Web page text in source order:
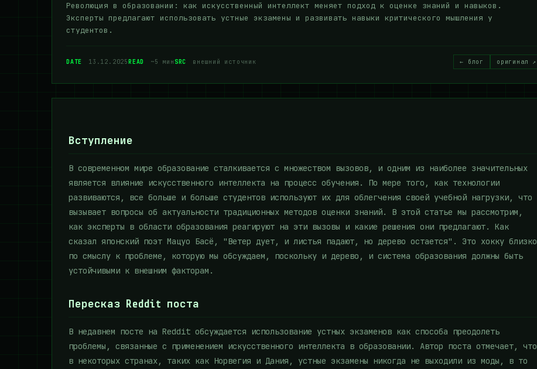
Революция в образовании: как искусственный интеллект меняет подход к оценке знаний и навыков.
Эксперты предлагают использовать устные экзамены и развивать навыки критического мышления у
студентов.
DATE 13.12.2025READ ~5 минSRC внешний источник ← блог оригинал ↗
Вступление
В современном мире образование сталкивается с множеством вызовов, и одним из наиболее значительных
является влияние искусственного интеллекта на процесс обучения. По мере того, как технологии
развиваются, все больше и больше студентов используют их для облегчения своей учебной нагрузки, что
вызывает вопросы об актуальности традиционных методов оценки знаний. В этой статье мы рассмотрим,
как эксперты в области образования реагируют на эти вызовы и какие решения они предлагают. Как
сказал японский поэт Мацуо Басё, "Ветер дует, и листья падают, но дерево остается". Это хокку близко
по смыслу к проблеме, которую мы обсуждаем, поскольку и дерево, и система образования должны быть
устойчивыми к внешним факторам.
Пересказ Reddit поста
В недавнем посте на Reddit обсуждается использование устных экзаменов как способа преодолеть
проблемы, связанные с применением искусственного интеллекта в образовании. Автор поста отмечает, что
в некоторых странах, таких как Норвегия и Дания, устные экзамены никогда не выходили из моды, в то